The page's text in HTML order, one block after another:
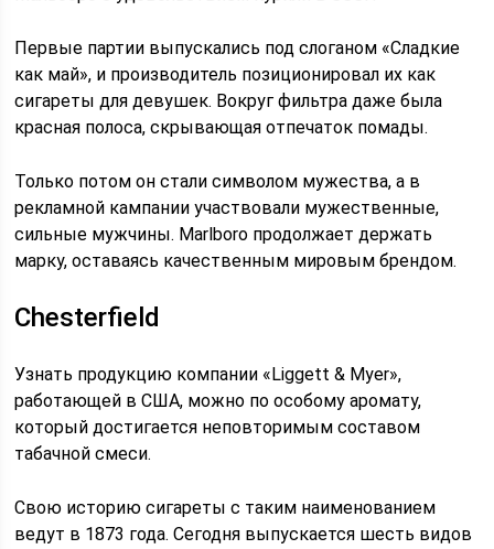
Первые партии выпускались под слоганом «Сладкие
как май», и производитель позиционировал их как
сигареты для девушек. Вокруг фильтра даже была
красная полоса, скрывающая отпечаток помады.
Только потом он стали символом мужества, а в
рекламной кампании участвовали мужественные,
сильные мужчины. Marlboro продолжает держать
марку, оставаясь качественным мировым брендом.
Chesterfield
Узнать продукцию компании «Liggett & Myer»,
работающей в США, можно по особому аромату,
который достигается неповторимым составом
табачной смеси.
Свою историю сигареты с таким наименованием
ведут в 1873 года. Сегодня выпускается шесть видов